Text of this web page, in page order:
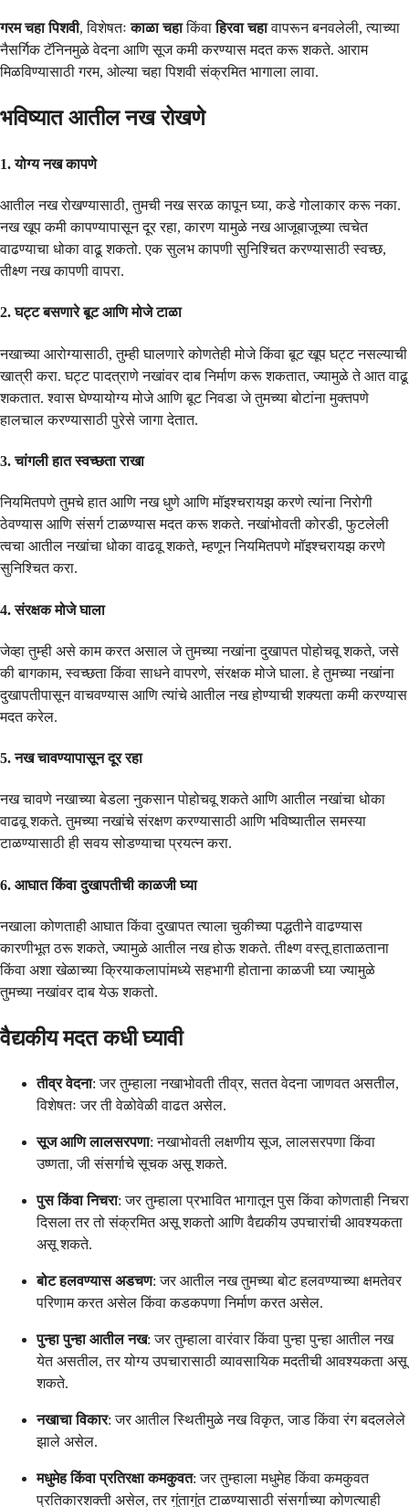
गरम चहा पिशवी, विशेषतःकाळा चहाकिंवाहिरवा चहावापरून बनवलेली, त्याच्या
नैसर्गिक टॅनिनमुळे वेदना आणि सूज कमी करण्यास मदत करू शकते. आराम
मिळविण्यासाठी गरम, ओल्या चहा पिशवी संक्रमित भागाला लावा.
भविष्यात आतील नख रोखणे
1. योग्य नख कापणे
आतील नख रोखण्यासाठी, तुमची नख सरळ कापून घ्या, कडे गोलाकार करू नका.
नख खूप कमी कापण्यापासून दूर रहा, कारण यामुळे नख आजूबाजूच्या त्वचेत
वाढण्याचा धोका वाढू शकतो. एक सुलभ कापणी सुनिश्चित करण्यासाठी स्वच्छ,
तीक्ष्ण नख कापणी वापरा.
2. घट्ट बसणारे बूट आणि मोजे टाळा
नखाच्या आरोग्यासाठी, तुम्ही घालणारे कोणतेही मोजे किंवा बूट खूप घट्ट नसल्याची
खात्री करा. घट्ट पादत्राणे नखांवर दाब निर्माण करू शकतात, ज्यामुळे ते आत वाढू
शकतात. श्वास घेण्यायोग्य मोजे आणि बूट निवडा जे तुमच्या बोटांना मुक्तपणे
हालचाल करण्यासाठी पुरेसे जागा देतात.
3. चांगली हात स्वच्छता राखा
नियमितपणे तुमचे हात आणि नख धुणे आणि मॉइश्चरायझ करणे त्यांना निरोगी
ठेवण्यास आणि संसर्ग टाळण्यास मदत करू शकते. नखांभोवती कोरडी, फुटलेली
त्वचा आतील नखांचा धोका वाढवू शकते, म्हणून नियमितपणे मॉइश्चरायझ करणे
सुनिश्चित करा.
4. संरक्षक मोजे घाला
जेव्हा तुम्ही असे काम करत असाल जे तुमच्या नखांना दुखापत पोहोचवू शकते, जसे
की बागकाम, स्वच्छता किंवा साधने वापरणे, संरक्षक मोजे घाला. हे तुमच्या नखांना
दुखापतीपासून वाचवण्यास आणि त्यांचे आतील नख होण्याची शक्यता कमी करण्यास
मदत करेल.
5. नख चावण्यापासून दूर रहा
नख चावणे नखाच्या बेडला नुकसान पोहोचवू शकते आणि आतील नखांचा धोका
वाढवू शकते. तुमच्या नखांचे संरक्षण करण्यासाठी आणि भविष्यातील समस्या
टाळण्यासाठी ही सवय सोडण्याचा प्रयत्न करा.
6. आघात किंवा दुखापतीची काळजी घ्या
नखाला कोणताही आघात किंवा दुखापत त्याला चुकीच्या पद्धतीने वाढण्यास
कारणीभूत ठरू शकते, ज्यामुळे आतील नख होऊ शकते. तीक्ष्ण वस्तू हाताळताना
किंवा अशा खेळाच्या क्रियाकलापांमध्ये सहभागी होताना काळजी घ्या ज्यामुळे
तुमच्या नखांवर दाब येऊ शकतो.
वैद्यकीय मदत कधी घ्यावी
तीव्र वेदना: जर तुम्हाला नखाभोवती तीव्र, सतत वेदना जाणवत असतील,
विशेषतः जर ती वेळोवेळी वाढत असेल.
सूज आणि लालसरपणा: नखाभोवती लक्षणीय सूज, लालसरपणा किंवा
उष्णता, जी संसर्गाचे सूचक असू शकते.
पुस किंवा निचरा: जर तुम्हाला प्रभावित भागातून पुस किंवा कोणताही निचरा
दिसला तर तो संक्रमित असू शकतो आणि वैद्यकीय उपचारांची आवश्यकता
असू शकते.
बोट हलवण्यास अडचण: जर आतील नख तुमच्या बोट हलवण्याच्या क्षमतेवर
परिणाम करत असेल किंवा कडकपणा निर्माण करत असेल.
पुन्हा पुन्हा आतील नख: जर तुम्हाला वारंवार किंवा पुन्हा पुन्हा आतील नख
येत असतील, तर योग्य उपचारासाठी व्यावसायिक मदतीची आवश्यकता असू
शकते.
नखाचा विकार: जर आतील स्थितीमुळे नख विकृत, जाड किंवा रंग बदललेले
झाले असेल.
मधुमेह किंवा प्रतिरक्षा कमकुवत: जर तुम्हाला मधुमेह किंवा कमकुवत
प्रतिकारशक्ती असेल, तर गुंतागुंत टाळण्यासाठी संसर्गाच्या कोणत्याही